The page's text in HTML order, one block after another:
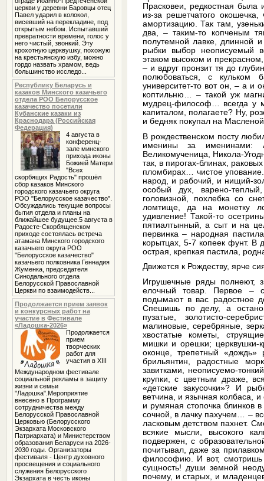
церкви у деревни Баровцы отец
Павел ударил в колокол,
висевший на перекладине, под
открытым небом. Испытавший
превратности времени, голос у
него чистый, звонкий. Эту
крохотную церквушку, похожую
на крестьянскую избу, можно
гордо назвать храмом, ведь
большинство исследо...
Республику Беларусь и
казаков Минского казачьего
отдела РОО Белорусское
казачество посетили
Кубанские казаки из
Краснодара (Российская
Федерация)
4 августа в
конференц-
зале минского
прихода иконы
Божией Матери
"Всех
скорбящих Радость" прошёл
сбор казаков Минского
городского казачьего округа
РОО "Белорусское казачество".
Обсуждались текущие вопросы
бытия отдела и планы на
ближайшее будущее.5 августа в
Радосте-Скорбященском
приходе состоялась встреча
атамана Минского городского
казачьего округа РОО
"Белорусское казачество"
казачьего полковника Геннадия
Жуменка, председателя
Синодального отдела
Белорусской Православной
Церкви по взаимодейств...
Продолжается прием заявок
и конкурсных работ на
участие в Фестивале
«Ладошка-2026»
Продолжается
прием
творческих
работ для
участия в XIII
Международном фестивале
социальной рекламы в защиту
жизни и семьи
"Ладошка".Мероприятие
внесено в Программу
сотрудничества между
Белорусской Православной
Церковью (Белорусского
Экзархата Московского
Патриархата) и Министерством
образования Беларуси на 2026-
2030 годы. Организаторы
фестиваля - Центр духовного
просвещения и социального
служения Белорусского
Экзархата в честь иконы
Прасковеи, редкостная была
из-за решетчатого
амортизацию. Так там,
два, – таким-то копченым
полутемной лавке, длинной
рыбки выбор неописуемый
этаком высоком и
– и вдруг пронзит тя до
полюбоваться, с кульком
университет-то вот он, – а и
коптильню… – такой уж
мудрец-философ… всегда у
капиталом, полагаете? Ну,
и бедняк покупал на
В рождественском посту
именины за именинами:
Великомученица, Никола-
так, в пирогах-блинах,
пломбирах… чистое
народ, и рабочий, и нищий-
особый дух, варено-
головизной, похлебка со
ломтище, да на монетку
удивление! Такой-то
пятиалтынный, а сыт и на
первинка – народная
корытцах, 5-7 копеек фунт. В
острая, крепкая пастила,
Движется к Рождеству, ярче
Игрушечные ряды полнеют,
елочный товар. Первое –
подымают в вас радостное
Спешишь по делу, а
пузатые, золотисто-
малиновые, серебряные,
хвостатые кометы,
мишки и орешки; церквушки-
оконце, трепетный «дождь»
брильянтин, радостные
завитками, неописуемо-
крупки, с цветным драже,
«детские закусочки»? И
ветчина, и язычная колбаса,
и румяная стопочка блинков
сочной, в лачку пахучем… –
ласковым детством пахнет.
всякие мысли, высокого
подвержен, с
почитывал, даже за
философию. И вот, смотришь
сущность! души земной
почему, и старых, и